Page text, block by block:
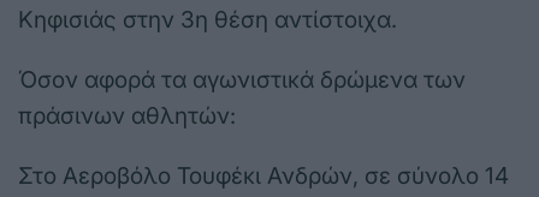
Κηφισιάς στην 3η θέση αντίστοιχα.
Όσον αφορά τα αγωνιστικά δρώμενα των
πράσινων αθλητών:
Στο Αεροβόλο Τουφέκι Ανδρών, σε σύνολο 14